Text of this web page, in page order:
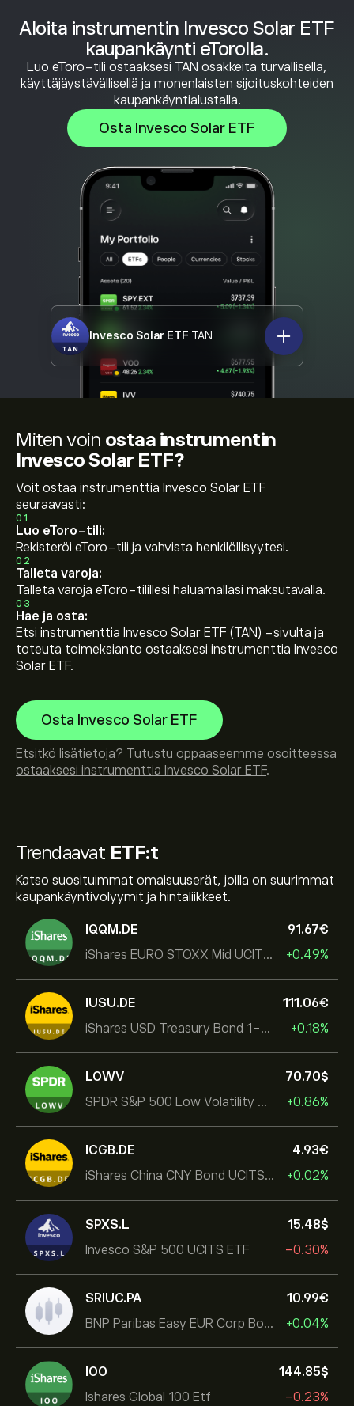
Aloita instrumentin Invesco Solar ETF
kaupankäynti eTorolla.
Luo eToro-tili ostaaksesi TAN osakkeita turvallisella,
käyttäjäystävällisellä ja monenlaisten sijoituskohteiden
kaupankäyntialustalla.
Osta Invesco Solar ETF
Invesco Solar ETF TAN
Trendaavat ETF:t
Katso suosituimmat omaisuuserät, joilla on suurimmat
kaupankäyntivolyymit ja hintaliikkeet.
IQQM.DE
iShares EURO STOXX Mid UCITS ETF
91.67‎€‎
+0.49%
IUSU.DE
iShares USD Treasury Bond 1-3yr UCITS ETF
111.06‎€‎
+0.18%
LOWV
SPDR S&P 500 Low Volatility UCITS ETF
70.70‎$‎
+0.86%
ICGB.DE
iShares China CNY Bond UCITS ETF
4.93‎€‎
+0.02%
SPXS.L
Invesco S&P 500 UCITS ETF
15.48‎$‎
-0.30%
SRIUC.PA
BNP Paribas Easy EUR Corp Bond SRI Fossil Free Ult
10.99‎€‎
+0.04%
IOO
Ishares Global 100 Etf
144.85‎$‎
-0.23%
Miten voin ostaa instrumentin
Invesco Solar ETF?
Voit ostaa instrumenttia Invesco Solar ETF
seuraavasti:
01
Luo eToro-tili:
Rekisteröi eToro-tili ja vahvista henkilöllisyytesi.
02
Talleta varoja:
Talleta varoja eToro-tilillesi haluamallasi maksutavalla.
03
Hae ja osta:
Etsi instrumenttia Invesco Solar ETF (TAN) -sivulta ja
toteuta toimeksianto ostaaksesi instrumenttia Invesco
Solar ETF.
Osta Invesco Solar ETF
Etsitkö lisätietoja? Tutustu oppaaseemme osoitteessa
ostaaksesi instrumenttia Invesco Solar ETF.